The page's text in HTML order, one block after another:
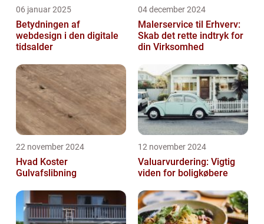
06 januar 2025
Betydningen af
webdesign i den digitale
tidsalder
04 december 2024
Malerservice til Erhverv:
Skab det rette indtryk for
din Virksomhed
22 november 2024
Hvad Koster
Gulvafslibning
12 november 2024
Valuarvurdering: Vigtig
viden for boligkøbere